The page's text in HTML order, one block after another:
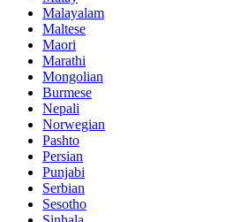
Malayalam
Maltese
Maori
Marathi
Mongolian
Burmese
Nepali
Norwegian
Pashto
Persian
Punjabi
Serbian
Sesotho